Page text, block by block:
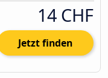
14 CHF
Jetzt finden